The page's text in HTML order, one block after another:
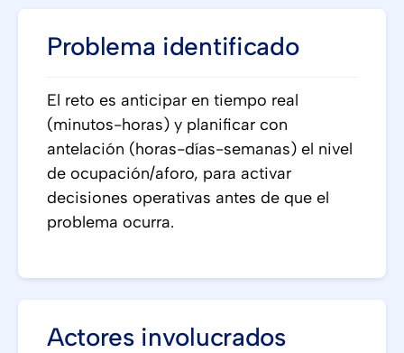
Problema identificado
El reto es anticipar en tiempo real
(minutos-horas) y planificar con
antelación (horas-días-semanas) el nivel
de ocupación/aforo, para activar
decisiones operativas antes de que el
problema ocurra.
Actores involucrados